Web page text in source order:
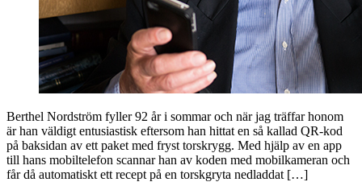
Berthel Nordström fyller 92 år i sommar och när jag träffar honom
är han väldigt entusiastisk eftersom han hittat en så kallad QR-kod
på baksidan av ett paket med fryst torskrygg. Med hjälp av en app
till hans mobiltelefon scannar han av koden med mobilkameran och
får då automatiskt ett recept på en torskgryta nedladdat […]